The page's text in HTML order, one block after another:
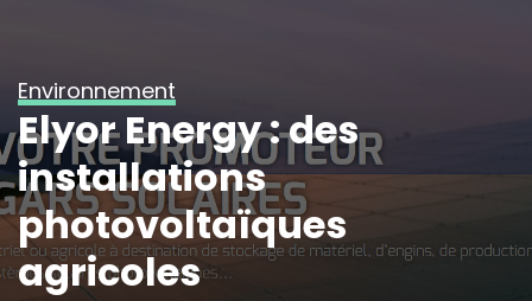
Environnement
Elyor Energy : des
installations
photovoltaïques
agricoles